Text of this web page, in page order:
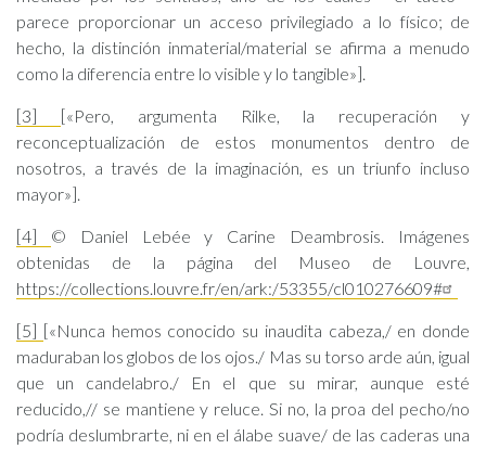
parece proporcionar un acceso privilegiado a lo físico; de
hecho, la distinción inmaterial/material se afirma a menudo
como la diferencia entre lo visible y lo tangible»].
[3] [«Pero, argumenta Rilke, la recuperación y
reconceptualización de estos monumentos dentro de
nosotros, a través de la imaginación, es un triunfo incluso
mayor»].
[4] © Daniel Lebée y Carine Deambrosis. Imágenes
obtenidas de la página del Museo de Louvre,
https://collections.louvre.fr/en/ark:/53355/cl010276609#
[5] [«Nunca hemos conocido su inaudita cabeza,/ en donde
maduraban los globos de los ojos./ Mas su torso arde aún, igual
que un candelabro./ En el que su mirar, aunque esté
reducido,// se mantiene y reluce. Si no, la proa del pecho/no
podría deslumbrarte, ni en el álabe suave/ de las caderas una